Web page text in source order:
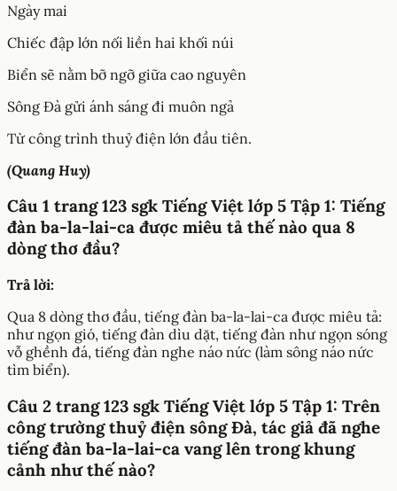
Ngày mai
Chiếc đập lớn nối liền hai khối núi
Biển sẽ nằm bỡ ngỡ giữa cao nguyên
Sông Đà gửi ánh sáng đi muôn ngả
Từ công trình thuỷ điện lớn đầu tiên.
(Quang Huy)
Câu 1 trang 123 sgk Tiếng Việt lớp 5 Tập 1: Tiếng
đàn ba-la-lai-ca được miêu tả thế nào qua 8
dòng thơ đầu?
Trả lời:
Qua 8 dòng thơ đầu, tiếng đàn ba-la-lai-ca được miêu tả:
như ngọn gió, tiếng đàn dìu dặt, tiếng đàn như ngọn sóng
vỗ ghềnh đá, tiếng đàn nghe náo nức (làm sông náo nức
tìm biển).
Câu 2 trang 123 sgk Tiếng Việt lớp 5 Tập 1: Trên
công trường thuỷ điện sông Đà, tác giả đã nghe
tiếng đàn ba-la-lai-ca vang lên trong khung
cảnh như thế nào?